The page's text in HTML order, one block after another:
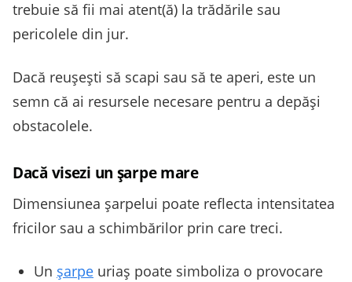
trebuie să fii mai atent(ă) la trădările sau
pericolele din jur.
Dacă reușești să scapi sau să te aperi, este un
semn că ai resursele necesare pentru a depăși
obstacolele.
Dacă visezi un șarpe mare
Dimensiunea șarpelui poate reflecta intensitatea
fricilor sau a schimbărilor prin care treci.
Un șarpe uriaș poate simboliza o provocare